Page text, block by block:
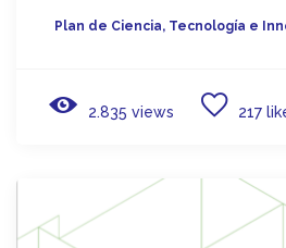
Plan de Ciencia, Tecnología e
2.835 views 217